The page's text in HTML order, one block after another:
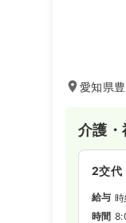
愛知県
介護
2交代
給与
時間